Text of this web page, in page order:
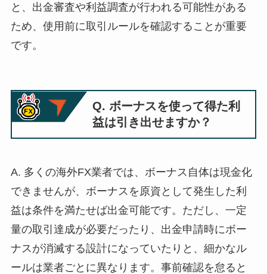
と、出金審査や利益調査が行われる可能性がある
ため、使用前に取引ルールを確認することが重要
です。
Q. ボーナスを使って得た利
益は引き出せますか？
A. 多くの海外FX業者では、ボーナス自体は現金化
できませんが、ボーナスを原資として発生した利
益は条件を満たせば出金可能です。ただし、一定
量の取引達成が必要だったり、出金申請時にボー
ナスが消滅する設計になっていたりと、細かなル
ールは業者ごとに異なります。事前確認を怠ると